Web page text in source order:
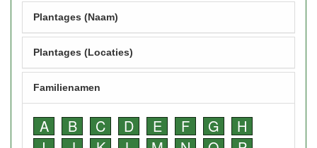
Plantages (Naam)
Plantages (Locaties)
Familienamen
A B C D E F G
H